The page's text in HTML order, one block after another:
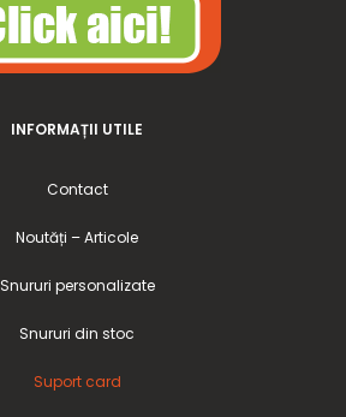
INFORMAȚII UTILE
Contact
Noutăți – Articole
Snururi personalizate
Snururi din stoc
Suport card